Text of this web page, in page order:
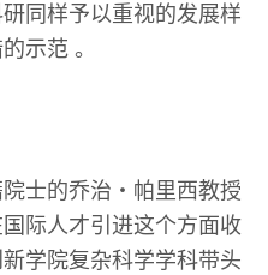
同样予以重视的发展样
示范 。
士的乔治・帕里西教授
际人才引进这个方面收
学院复杂科学学科带头